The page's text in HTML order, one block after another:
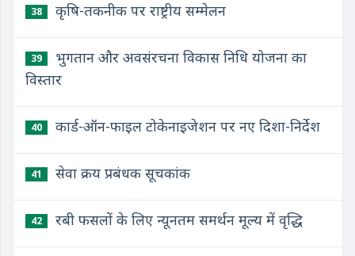
38 कृषि-तकनीक पर राष्ट्रीय सम्मेलन
39
भुगतान और अवसंरचना विकास निधि योजना का
विस्तार
40 कार्ड-ऑन-फाइल टोकेनाइजेशन पर नए दिशा-निर्देश
41 सेवा क्रय प्रबंधक सूचकांक
42 रबी फसलों के लिए न्यूनतम समर्थन मूल्य में वृद्धि